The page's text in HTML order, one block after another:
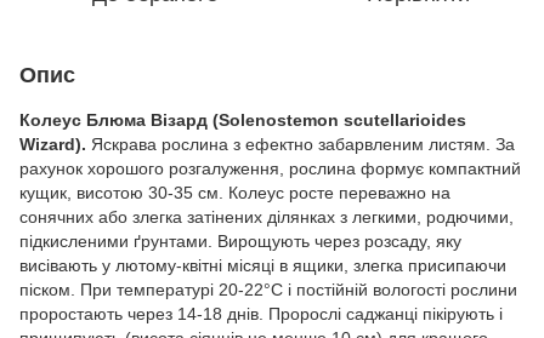
Опис
Колеус Блюма Візард (Solenostemon scutellarioides
Wizard). Яскрава рослина з ефектно забарвленим листям. За
рахунок хорошого розгалуження, рослина формує компактний
кущик, висотою 30-35 см. Колеус росте переважно на
сонячних або злегка затінених ділянках з легкими, родючими,
підкисленими ґрунтами. Вирощують через розсаду, яку
висівають у лютому-квітні місяці в ящики, злегка присипаючи
піском. При температурі 20-22°С і постійній вологості рослини
проростають через 14-18 днів. Пророслі саджанці пікірують і